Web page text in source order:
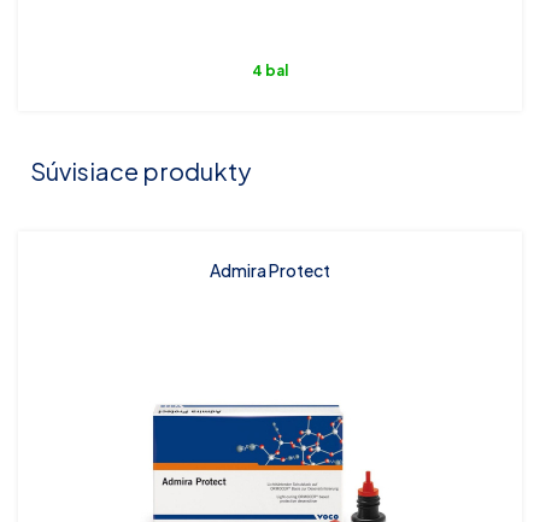
4 bal
Súvisiace produkty
Admira Protect